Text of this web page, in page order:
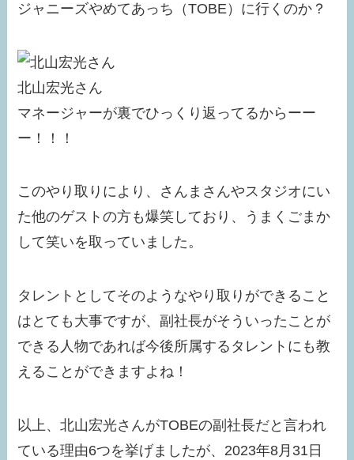
ジャニーズやめてあっち（TOBE）に行くのか？
北山宏光さん
マネージャーが裏でひっくり返ってるからーー
ー！！！
このやり取りにより、さんまさんやスタジオにい
た他のゲストの方も爆笑しており、うまくごまか
して笑いを取っていました。
タレントとしてそのようなやり取りができること
はとても大事ですが、副社長がそういったことが
できる人物であれば今後所属するタレントにも教
えることができますよね！
以上、北山宏光さんがTOBEの副社長だと言われ
ている理由6つを挙げましたが、2023年8月31日